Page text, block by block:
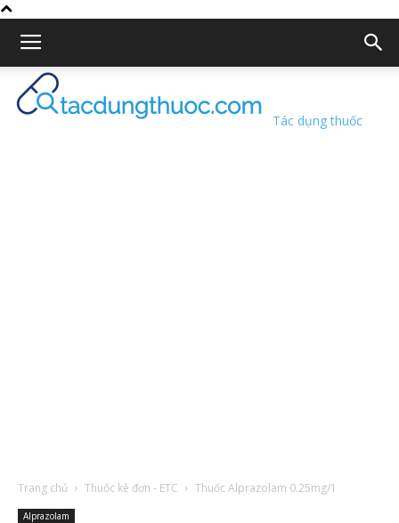
Tác dụng thuốc
Trang chủ Thuốc kê đơn - ETC Thuốc Alprazolam 0.25mg/1
Alprazolam